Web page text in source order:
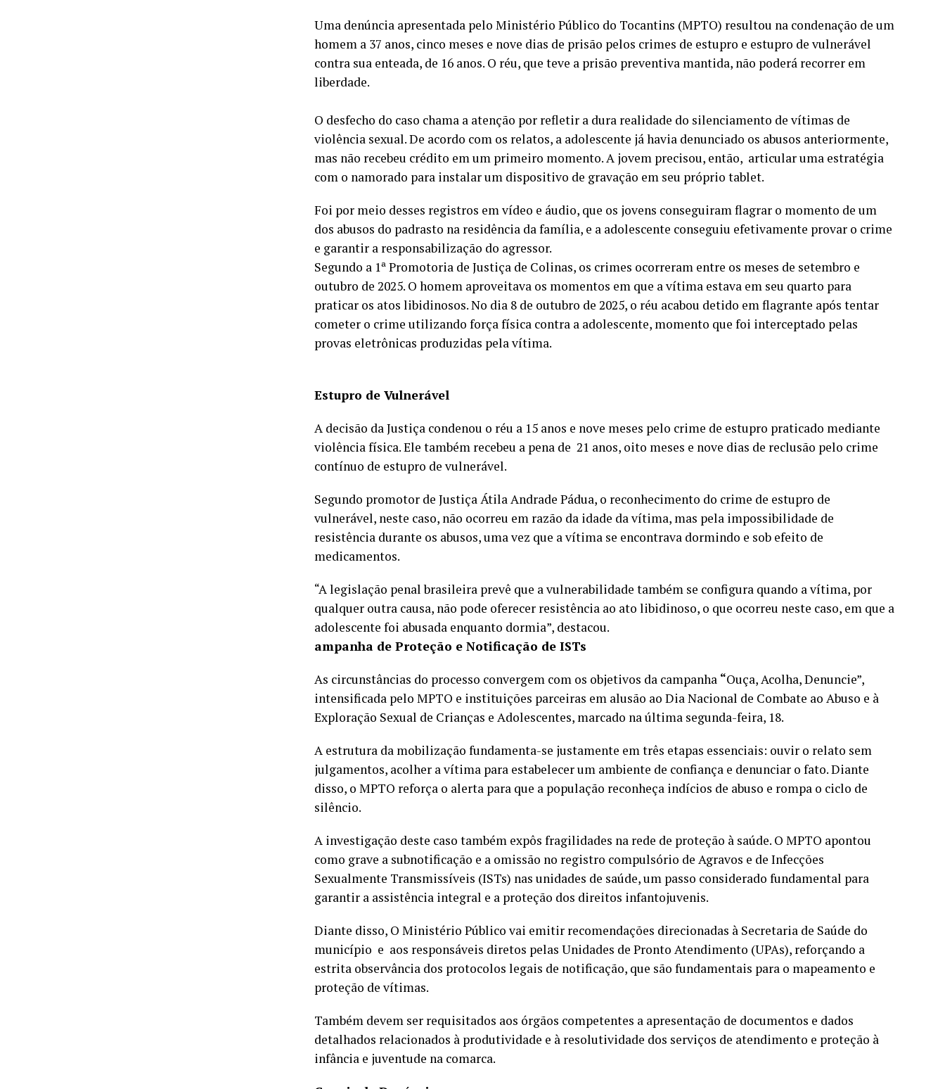
Uma denúncia apresentada pelo Ministério Público do Tocantins (MPTO) resultou na condenação de um
homem a 37 anos, cinco meses e nove dias de prisão pelos crimes de estupro e estupro de vulnerável
contra sua enteada, de 16 anos. O réu, que teve a prisão preventiva mantida, não poderá recorrer em
liberdade.
O desfecho do caso chama a atenção por refletir a dura realidade do silenciamento de vítimas de
violência sexual. De acordo com os relatos, a adolescente já havia denunciado os abusos anteriormente,
mas não recebeu crédito em um primeiro momento. A jovem precisou, então, articular uma estratégia
com o namorado para instalar um dispositivo de gravação em seu próprio tablet.
Foi por meio desses registros em vídeo e áudio, que os jovens conseguiram flagrar o momento de um
dos abusos do padrasto na residência da família, e a adolescente conseguiu efetivamente provar o crime
e garantir a responsabilização do agressor.
Segundo a 1ª Promotoria de Justiça de Colinas, os crimes ocorreram entre os meses de setembro e
outubro de 2025. O homem aproveitava os momentos em que a vítima estava em seu quarto para
praticar os atos libidinosos. No dia 8 de outubro de 2025, o réu acabou detido em flagrante após tentar
cometer o crime utilizando força física contra a adolescente, momento que foi interceptado pelas
provas eletrônicas produzidas pela vítima.
Estupro de Vulnerável
A decisão da Justiça condenou o réu a 15 anos e nove meses pelo crime de estupro praticado mediante
violência física. Ele também recebeu a pena de 21 anos, oito meses e nove dias de reclusão pelo crime
contínuo de estupro de vulnerável.
Segundo promotor de Justiça Átila Andrade Pádua, o reconhecimento do crime de estupro de
vulnerável, neste caso, não ocorreu em razão da idade da vítima, mas pela impossibilidade de
resistência durante os abusos, uma vez que a vítima se encontrava dormindo e sob efeito de
medicamentos.
“A legislação penal brasileira prevê que a vulnerabilidade também se configura quando a vítima, por
qualquer outra causa, não pode oferecer resistência ao ato libidinoso, o que ocorreu neste caso, em que a
adolescente foi abusada enquanto dormia”, destacou.
ampanha de Proteção e Notificação de ISTs
As circunstâncias do processo convergem com os objetivos da campanha “Ouça, Acolha, Denuncie”,
intensificada pelo MPTO e instituições parceiras em alusão ao Dia Nacional de Combate ao Abuso e à
Exploração Sexual de Crianças e Adolescentes, marcado na última segunda-feira, 18.
A estrutura da mobilização fundamenta-se justamente em três etapas essenciais: ouvir o relato sem
julgamentos, acolher a vítima para estabelecer um ambiente de confiança e denunciar o fato. Diante
disso, o MPTO reforça o alerta para que a população reconheça indícios de abuso e rompa o ciclo de
silêncio.
A investigação deste caso também expôs fragilidades na rede de proteção à saúde. O MPTO apontou
como grave a subnotificação e a omissão no registro compulsório de Agravos e de Infecções
Sexualmente Transmissíveis (ISTs) nas unidades de saúde, um passo considerado fundamental para
garantir a assistência integral e a proteção dos direitos infantojuvenis.
Diante disso, O Ministério Público vai emitir recomendações direcionadas à Secretaria de Saúde do
município e aos responsáveis diretos pelas Unidades de Pronto Atendimento (UPAs), reforçando a
estrita observância dos protocolos legais de notificação, que são fundamentais para o mapeamento e
proteção de vítimas.
Também devem ser requisitados aos órgãos competentes a apresentação de documentos e dados
detalhados relacionados à produtividade e à resolutividade dos serviços de atendimento e proteção à
infância e juventude na comarca.